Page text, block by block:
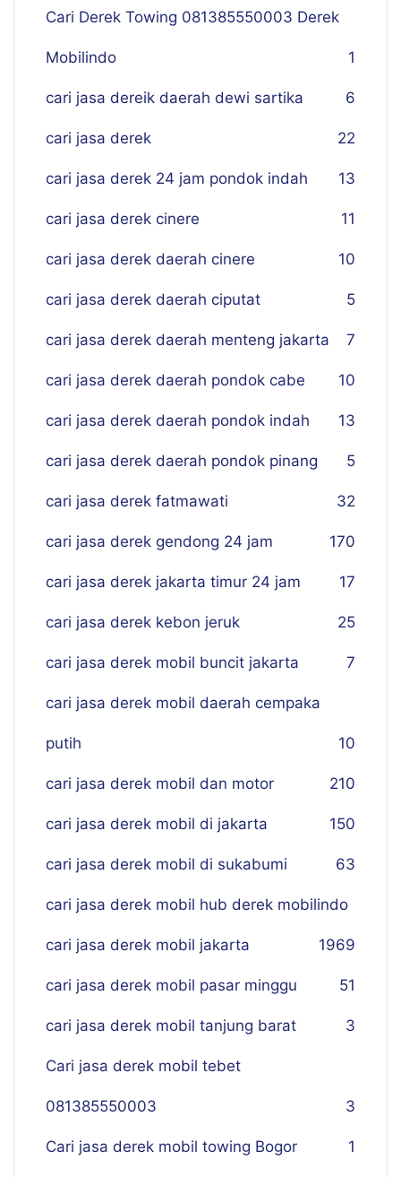
Cari Derek Towing 081385550003 Derek
Mobilindo 1
cari jasa dereik daerah dewi sartika 6
cari jasa derek 22
cari jasa derek 24 jam pondok indah 13
cari jasa derek cinere 11
cari jasa derek daerah cinere 10
cari jasa derek daerah ciputat 5
cari jasa derek daerah menteng jakarta 7
cari jasa derek daerah pondok cabe 10
cari jasa derek daerah pondok indah 13
cari jasa derek daerah pondok pinang 5
cari jasa derek fatmawati 32
cari jasa derek gendong 24 jam 170
cari jasa derek jakarta timur 24 jam 17
cari jasa derek kebon jeruk 25
cari jasa derek mobil buncit jakarta 7
cari jasa derek mobil daerah cempaka
putih 10
cari jasa derek mobil dan motor 210
cari jasa derek mobil di jakarta 150
cari jasa derek mobil di sukabumi 63
cari jasa derek mobil hub derek mobilindo
69
cari jasa derek mobil jakarta 19
cari jasa derek mobil pasar minggu 51
cari jasa derek mobil tanjung barat 3
Cari jasa derek mobil tebet
081385550003 3
Cari jasa derek mobil towing Bogor 1